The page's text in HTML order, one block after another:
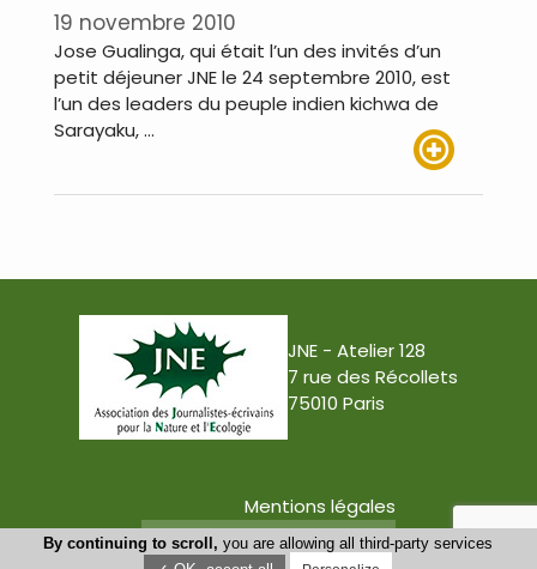
19 novembre 2010
Jose Gualinga, qui était l’un des invités d’un
petit déjeuner JNE le 24 septembre 2010, est
l’un des leaders du peuple indien kichwa de
Sarayaku, …
JNE - Atelier 128
7 rue des Récollets
75010 Paris
Mentions légales
Conception : Tabula Rasa
By continuing to scroll, you are allowing all third-party services